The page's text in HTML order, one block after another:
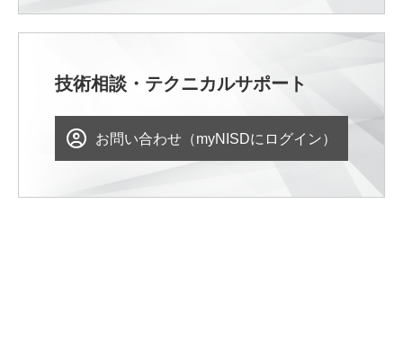
技術相談・テクニカルサポート
お問い合わせ（myNISDにログイン）